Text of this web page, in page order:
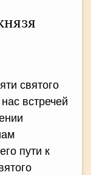
святого
встречей
пути к